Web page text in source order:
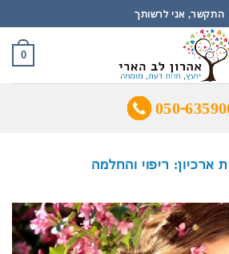
התקשר, אני לרשותך
0
050-
ארכיון: ריפוי והחלמה